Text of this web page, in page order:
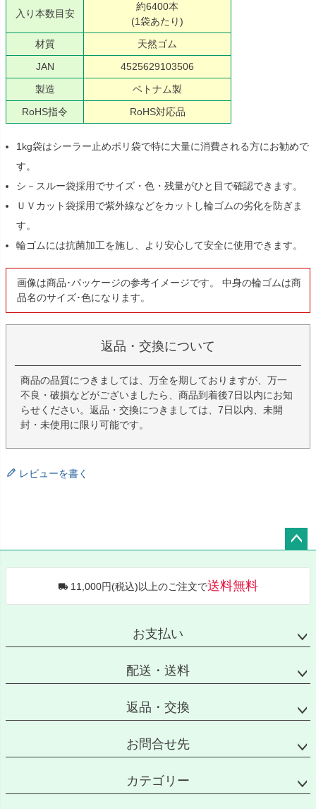
入り本数目安
約6400本
(1袋あたり)
材質
天然ゴム
JAN
4525629103506
製造
ベトナム製
RoHS指令
RoHS対応品
1kg袋はシーラー止めポリ袋で特に大量に消費される方にお勧めで
す。
シ－スルー袋採用でサイズ・色・残量がひと目で確認できます。
ＵＶカット袋採用で紫外線などをカットし輪ゴムの劣化を防ぎま
す。
輪ゴムには抗菌加工を施し、より安心して安全に使用できます。
画像は商品･パッケージの参考イメージです。 中身の輪ゴムは商
品名のサイズ･色になります。
返品・交換について
商品の品質につきましては、万全を期しておりますが、万一
不良・破損などがございましたら、商品到着後7日以内にお知
らせください。返品・交換につきましては、7日以内、未開
封・未使用に限り可能です。
レビューを書く
へ
11,000円(税込)以上のご注文で送料無料
お支払い
配送・送料
返品・交換
お問合せ先
カテゴリー